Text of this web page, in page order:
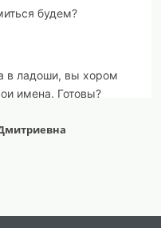
будем?
в ладоши, вы хором
имена. Готовы?
Ребята, правда
праздник! Вы